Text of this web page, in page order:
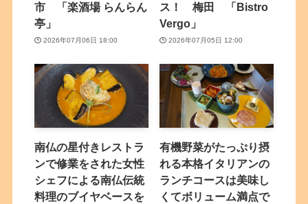
市 「楽酒場 らんらん
亭」
2026年07月06日 18:00
ス！ 梅田 「Bistro
Vergo」
2026年07月05日 12:00
南仏の星付きレストラ
ンで修業をされた女性
シェフによる南仏伝統
料理のブイヤベースを
有機野菜がたっぷり摂
れる本格イタリアンの
ランチコースは美味し
くてボリューム満点で